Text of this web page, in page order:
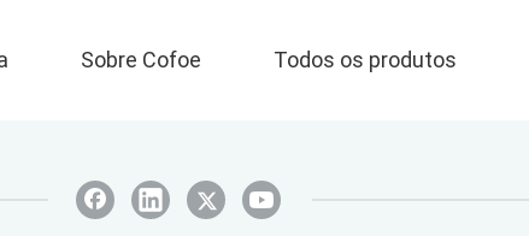
Sobre Cofoe Todos os produtos